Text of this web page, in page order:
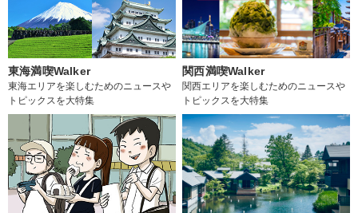
東海満喫Walker
東海エリアを楽しむためのニュースや
トピックスを大特集
関西満喫Walker
関西エリアを楽しむためのニュースや
トピックスを大特集